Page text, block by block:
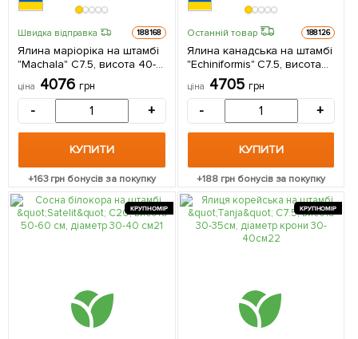
Швидка відправка 188168
Ялина маріоріка на штамбі
"Machala" С7.5, висота 40-
50см, діаметр крони 25-
35см 1 саджанець в
ціна 4076 грн
- +
КУПИТИ
+163грн бонусів за покупку
Останній товар 188126
Ялина канадська на штамбі
"Echiniformis" С7.5, висота
40-50см, діаметр крони 15-
20см 1 саджанець в
ціна 4705 грн
- +
КУПИТИ
+188грн бонусів за покупку
КРУПНОМІР КРУПНОМІР